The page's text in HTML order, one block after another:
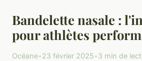
Bandelette nasale :
pour athlètes
Océane•23 février 2025•3 min de